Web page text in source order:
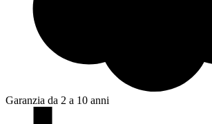
Garanzia da 2 a 10 anni